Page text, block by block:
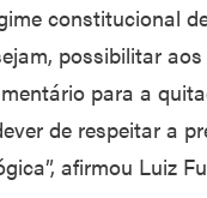
constitucional
possibilitar
para a
de respeitar a
afirmou Luiz